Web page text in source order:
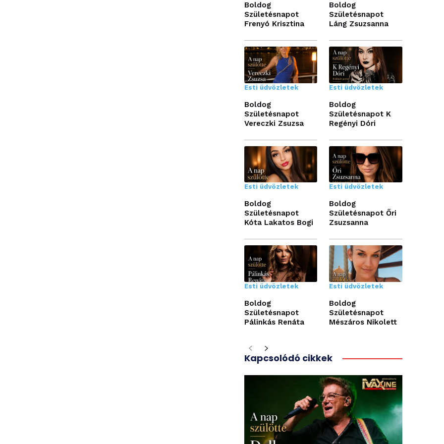
Boldog
Születésnapot
Frenyó Krisztina
Boldog
Születésnapot
Láng Zsuzsanna
Esti üdvözletek
Boldog
Születésnapot
Vereczki Zsuzsa
Esti üdvözletek
Boldog
Születésnapot K
Regényi Dóri
Esti üdvözletek
Boldog
Születésnapot
Kóta Lakatos Bogi
Esti üdvözletek
Boldog
Születésnapot Őri
Zsuzsanna
Esti üdvözletek
Boldog
Születésnapot
Pálinkás Renáta
Esti üdvözletek
Boldog
Születésnapot
Mészáros Nikolett
Kapcsolódó cikkek